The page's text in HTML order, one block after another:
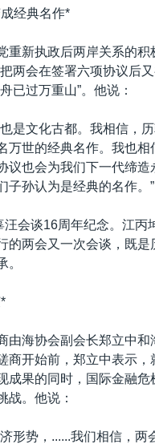
经典名作*
重新执政后两岸关系的积
两会在签署六项协议后
已过万重山”。他说：
是文化古都。我相信，
万世的经典名作。我也相
议也会为我们下一代缔造
子孙认为是经典的名作。”
会谈16周年纪念。江丙
的两会又一次会谈，既是
。
由海协会副会长郑立中和
商开始前，郑立中表示，
成果的同时，国际金融危
战。他说：
形势，......我们相信，两